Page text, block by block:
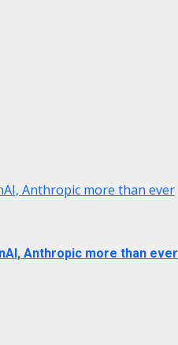
Anthropic more than ever
Anthropic more than ever